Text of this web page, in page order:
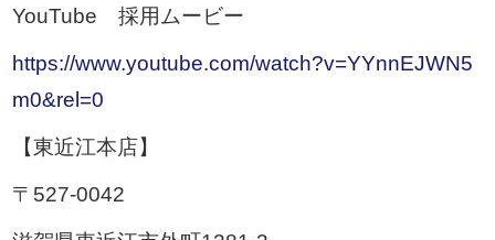
YouTube 採用ムービー
https://www.youtube.com/watch?v=YYnnEJWN5
m0&rel=0
【東近江本店】
〒527-0042